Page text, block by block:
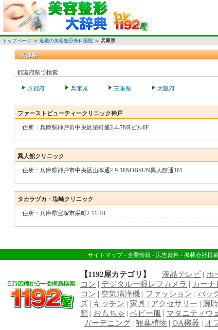
トップページ ≫ 近畿の美容整形外科医院 ≫ 兵庫県
兵庫県
兵庫県
都道府県で検索
京都府 兵庫県 三重県 大阪府
ファーストビューティークリニック神戸
住所：兵庫県神戸市中央区栄町通2‐4‐7NRビル6F
異人館クリニック
住所：兵庫県神戸市中央区山本通2-9-18NOBSUN異人館通101
タカラヅカ・塩崎クリニック
住所：兵庫県宝塚市栄町2-11-10
サイトマップ- 企業情報 - 広告資料 - 掲載会社様
【1192屋カテゴリ】 液晶テレビ | ホ
コン | デジタル一眼レフカメラ | カーナ
コン | 空気清浄機 | ファッション | バッ
ズ | キッチン | 家具 | アクセサリー | 腕
類 | おもちゃ | ベビー服 | マタニティウ
| ガーデニング | 観葉植物 | OA機器 | オ